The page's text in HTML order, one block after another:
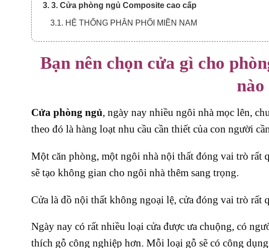
3. 3. Cửa phòng ngủ Composite cao cấp
3.1. HỆ THỐNG PHÂN PHỐI MIỀN NAM
Bạn nên chọn cửa gì cho
nào
Cửa phòng ngủ, ngày nay nhiều ngôi nhà mọc lên,
theo đó là hàng loạt nhu cầu cần thiết của con người
Một căn phòng, một ngôi nhà nội thất đóng vai trò rất
sẽ tạo không gian cho ngôi nhà thêm sang trọng.
Cửa là đồ nội thất không ngoại lệ, cửa đóng vai trò rất
Ngày nay có rất nhiều loại cửa được ưa chuộng, có
thích gỗ công nghiệp hơn. Mỗi loại gỗ sẽ có công